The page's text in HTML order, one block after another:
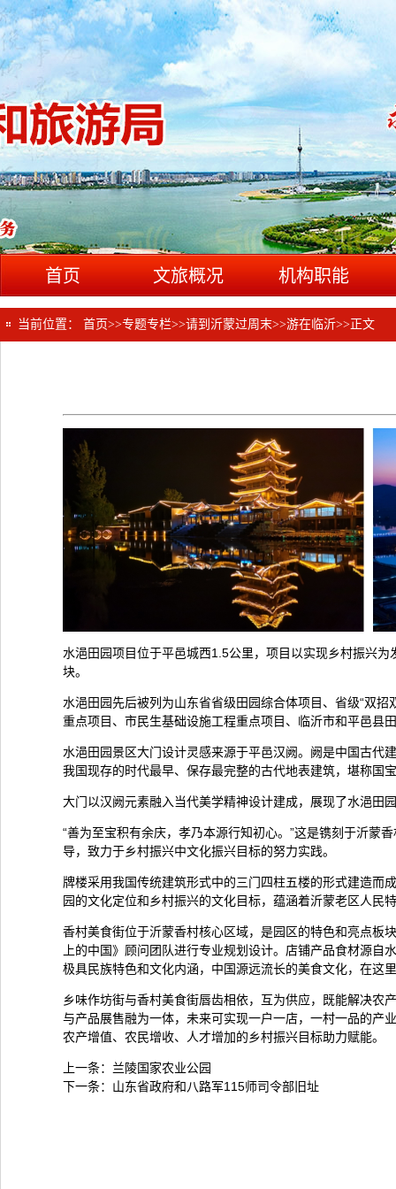
首页 文旅概况 机构职能
当前位置： 首页>>专题专栏>>请到沂蒙过周末>>游在临沂>> 正文
水浥田园项目位于平邑城西1.5公里，项目以实现乡村振兴
块。
水浥田园先后被列为山东省省级田园综合体项目、省级“双
重点项目、市民生基础设施工程重点项目、临沂市和平邑县
水浥田园景区大门设计灵感来源于平邑汉阙。阙是中国古代
我国现存的时代最早、保存最完整的古代地表建筑，堪称国
大门以汉阙元素融入当代美学精神设计建成，展现了水浥田
“善为至宝积有余庆，孝乃本源行知初心。”这是镌刻于沂蒙
导，致力于乡村振兴中文化振兴目标的努力实践。
牌楼采用我国传统建筑形式中的三门四柱五楼的形式建造而
园的文化定位和乡村振兴的文化目标，蕴涵着沂蒙老区人民
香村美食街位于沂蒙香村核心区域，是园区的特色和亮点板
上的中国》顾问团队进行专业规划设计。店铺产品食材源
极具民族特色和文化内涵，中国源远流长的美食文化，在这
乡味作坊街与香村美食街唇齿相依，互为供应，既能解决农
与产品展售融为一体，未来可实现一户一店，一村一品的产
农产增值、农民增收、人才增加的乡村振兴目标助力赋能。
上一条： 兰陵国家农业公园
下一条： 山东省政府和八路军115师司令部旧址